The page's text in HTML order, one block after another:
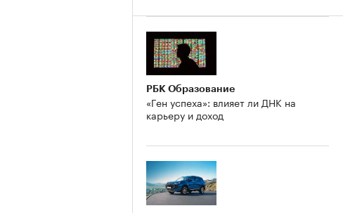
РБК Образование
«Ген успеха»: влияет ли ДНК на
карьеру и доход